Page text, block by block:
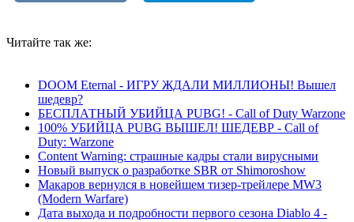
Читайте так же:
DOOM Eternal - ИГРУ ЖДАЛИ МИЛЛИОНЫ! Вышел
шедевр?
БЕСПЛАТНЫЙ УБИЙЦА PUBG! - Call of Duty Warzone
100% УБИЙЦА PUBG ВЫШЕЛ! ШЕДЕВР - Call of
Duty: Warzone
Content Warning: страшные кадры стали вирусными
Новый выпуск о разработке SBR от Shimoroshow
Макаров вернулся в новейшем тизер-трейлере MW3
(Modern Warfare)
Дата выхода и подробности первого сезона Diablo 4 -